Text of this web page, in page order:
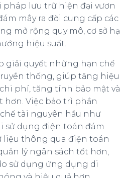
pháp lưu trữ hiện đại vươn
mây ra đời cung cấp các
mở rộng quy mô, cơ sở hạ
hiệu suất.
giải quyết những hạn chế
thống, giúp tăng hiệu
phí, tăng tính bảo mật và
hơn. Việc bảo trì phần
tài nguyên hầu như
sử dụng điện toán đám
liệu thông qua điện toán
lý ngân sách tốt hơn,
sử dụng ứng dụng di